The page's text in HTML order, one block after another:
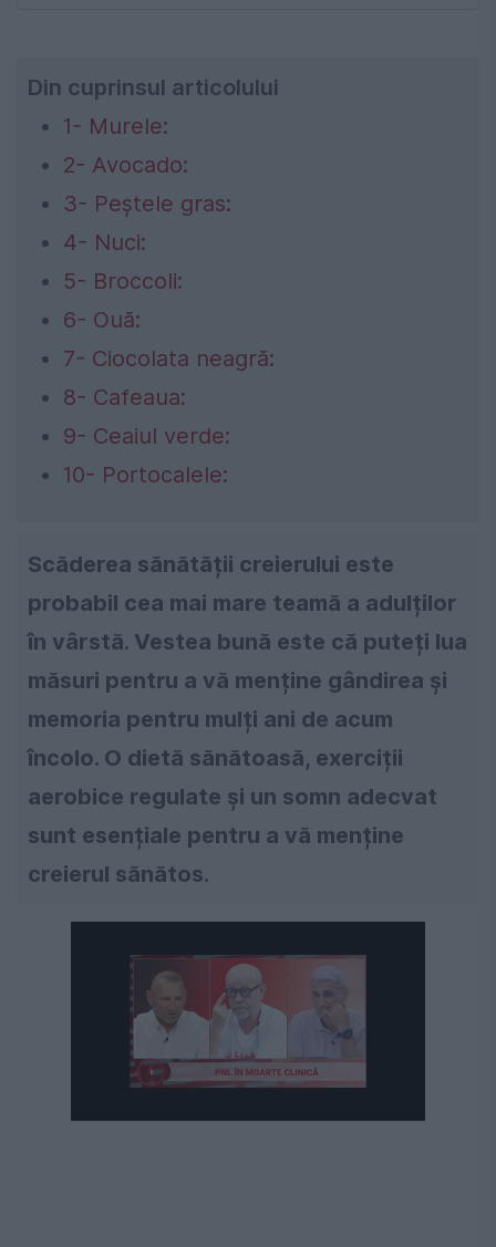
Din cuprinsul articolului
1- Murele:
2- Avocado:
3- Peștele gras:
4- Nuci:
5- Broccoli:
6- Ouă:
7- Ciocolata neagră:
8- Cafeaua:
9- Ceaiul verde:
10- Portocalele:
Scăderea sănătății creierului este
probabil cea mai mare teamă a adulților
în vârstă. Vestea bună este că puteți lua
măsuri pentru a vă menține gândirea și
memoria pentru mulți ani de acum
încolo. O dietă sănătoasă, exerciții
aerobice regulate și un somn adecvat
sunt esențiale pentru a vă menține
creierul sănătos.